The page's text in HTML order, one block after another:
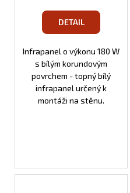
DETAIL
Infrapanel o výkonu 180 W
s bílým korundovým
povrchem - topný bílý
infrapanel určený k
montáži na stěnu.